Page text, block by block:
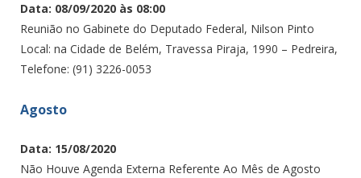
Data: 08/09/2020 às 08:00
Reunião no Gabinete do Deputado Federal, Nilson Pinto
Local: na Cidade de Belém, Travessa Piraja, 1990 – Pedreira,
Telefone: (91) 3226-0053
Agosto
Data: 15/08/2020
Não Houve Agenda Externa Referente Ao Mês de Agosto